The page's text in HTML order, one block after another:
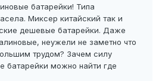
батарейки! Типа
Миксер китайский так и
дешевые батарейки. Даже
неужели не заметно что
трудом? Зачем силу
батарейки можно найти где